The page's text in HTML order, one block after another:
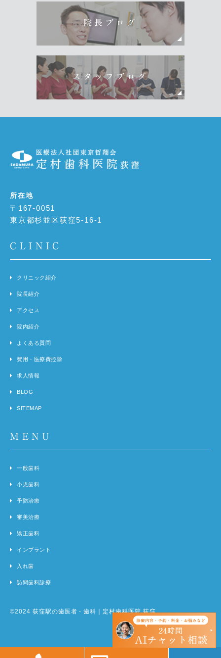
院長ブログ
スタッフブログ
所在地
〒167-0051
東京都杉並区荻窪5-16-1
CLINIC
クリニック紹介
院長紹介
アクセス
院内紹介
よくある質問
費用・医療費控除
求人情報
BLOG
SITEMAP
MENU
一般歯科
小児歯科
予防治療
審美治療
矯正歯科
インプラント
入れ歯
訪問歯科診療
©2024 荻窪駅の歯医者・歯科｜定村歯科医院 荻窪